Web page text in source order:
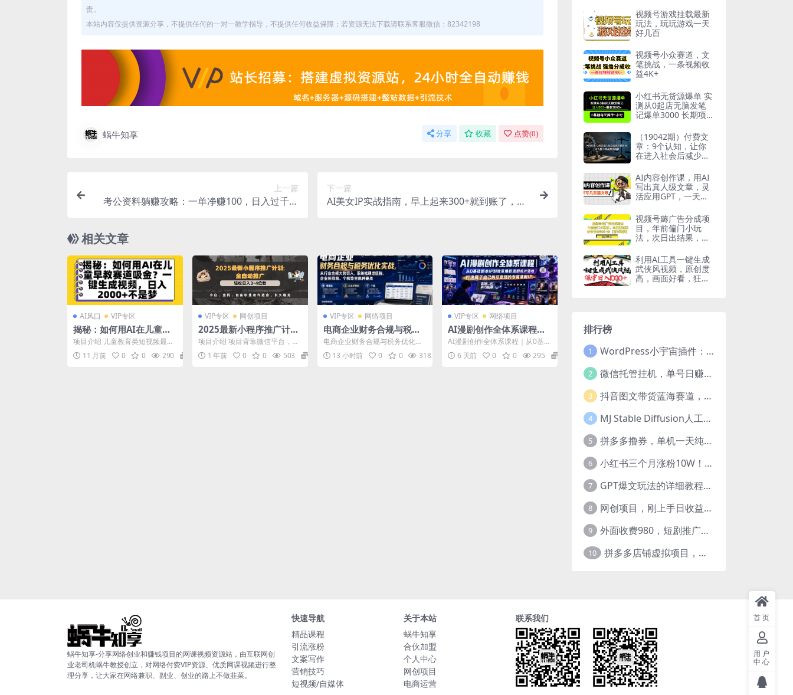
责。
本站内容仅提供资源分享，不提供任何的一对一教学指导，不提供任何收益保障；若资源无法下载请联系客服微信：82342198
蜗牛知享 分享 收藏 点赞(0)
上一篇
考公资料躺赚攻略：一单净赚100，日入过千真
下一篇
AI美女IP实战指南，早上起来300+就到账了，保
相关文章
AI风口 VIP专区
揭秘：如何用AI在儿童早
教赛道吸金？一键生成视
频，日入2000+不是梦
项目介绍 儿童教育类短视频最近
真的太火了！尤其是那些用AI做
古诗词启蒙的账号，有...
11 月前 0 0 290 38.8
VIP专区 网创项目
2025最新小程序推广计划
全自动推广，轻松日入3-4
位数，小白、宝妈、自由
职业者均适合，长久稳定
项目介绍 项目背靠微信平台，长
久稳定，轻松日入3-4位数，小
白、宝妈、自由职业者...
1 年前 0 0 503 28.8
VIP专区 网络项目
电商企业财务合规与税务
优化实战，从行业合规大
势切入，系统梳理增值
税、企业所得税、个税等
电商企业财务合规与税务优化实
战，从行业合规大势切入，系统
梳理增值税、企业所得税、...
13 小时前 0 0 318 36.6
VIP专区 网络项目
AI漫剧创作全体系课程｜
从0基础剧本IP到批量爆款
漫剧成片落地，打造属于
自己的可变现的专属漫剧I
AI漫剧创作全体系课程｜从0基础
剧本IP到批量爆款漫剧成片落
地，打造属于自己的可...
6 天前 0 0 295
视频号游戏挂载最新
玩法，玩玩游戏一天
好几百
视频号小众赛道，文
笔挑战，一条视频收
益4K+
小红书无货源爆单 实
测从0起店无脑发笔
记爆单3000 长期项
（19042期）付费文
章：9个认知，让你
在进入社会后减少被
保持清醒
AI内容创作课，用AI
写出真人级文章，灵
活应用GPT，一天写
视频号薅广告分成项
目，年前偏门小玩
法，次日出结果，单
效性】
利用AI工具一键生成
武侠风视频，原创度
高，画面好看，狂撸
排行榜
1 WordPress小宇宙插件：为站长量身打造的网站性能与SEO优化插件
2 微信托管挂机，单号日赚50-80，项目操作简单（附无限注册实名微信号教程）
3 抖音图文带货蓝海赛道，每天只花2小时，小白轻松过万
4 MJ Stable Diffusion人工智能绘画与设计-第6期AIGC课程（35节）
5 拼多多撸券，单机一天纯利润480，下半年收益更高，不限设备，不限IP。
6 小红书三个月涨粉10W！AI英语视频0成本制作，每天轻松日入2000+
7 GPT爆文玩法的详细教程，今日头条原创文章玩法实操讲解，简单操作月入5000
8 网创项目，刚上手日收益300-500左右，熟悉后日收益1500-3000
9 外面收费980，短剧推广最新搬运玩法，几分钟一个作品，日入1000
10 拼多多店铺虚拟项目，教科书式操作玩法，轻松月入1000
蜗牛知享-分享网络创业和赚钱项目的网课视频资源站，由互联网创
业老司机蜗牛教授创立，对网络付费VIP资源、优质网课视频进行整
理分享，让大家在网络兼职、副业、创业的路上不做韭菜。
快速导航
精品课程
引流涨粉
文案写作
营销技巧
短视频/自媒体
关于本站
蜗牛知享
合伙加盟
个人中心
网创项目
电商运营
联系我们 首页
用户
中心